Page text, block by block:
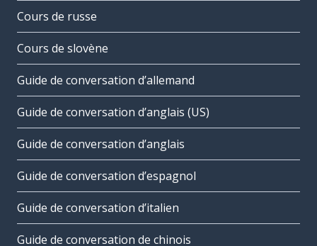
Cours de russe
Cours de slovène
Guide de conversation d’allemand
Guide de conversation d’anglais (US)
Guide de conversation d’anglais
Guide de conversation d’espagnol
Guide de conversation d’italien
Guide de conversation de chinois